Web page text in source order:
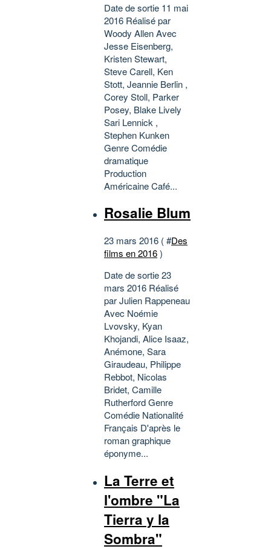
Date de sortie 11 mai
2016 Réalisé par
Woody Allen Avec
Jesse Eisenberg,
Kristen Stewart,
Steve Carell, Ken
Stott, Jeannie Berlin ,
Corey Stoll, Parker
Posey, Blake Lively
Sari Lennick ,
Stephen Kunken
Genre Comédie
dramatique
Production
Américaine Café...
Rosalie Blum
23 mars 2016 ( #Des
films en 2016)
Date de sortie 23
mars 2016 Réalisé
par Julien Rappeneau
Avec Noémie
Lvovsky, Kyan
Khojandi, Alice Isaaz,
Anémone, Sara
Giraudeau, Philippe
Rebbot, Nicolas
Bridet, Camille
Rutherford Genre
Comédie Nationalité
Français D'après le
roman graphique
éponyme...
La Terre et
l'ombre "La
Tierra y la
Sombra"